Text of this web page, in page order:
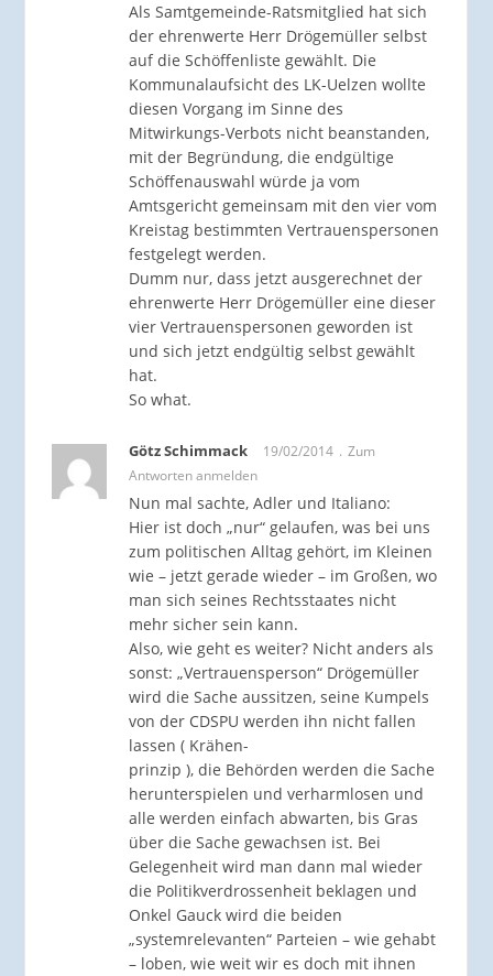
Als Samtgemeinde-Ratsmitglied hat sich
der ehrenwerte Herr Drögemüller selbst
auf die Schöffenliste gewählt. Die
Kommunalaufsicht des LK-Uelzen wollte
diesen Vorgang im Sinne des
Mitwirkungs-Verbots nicht beanstanden,
mit der Begründung, die endgültige
Schöffenauswahl würde ja vom
Amtsgericht gemeinsam mit den vier vom
Kreistag bestimmten Vertrauenspersonen
festgelegt werden.
Dumm nur, dass jetzt ausgerechnet der
ehrenwerte Herr Drögemüller eine dieser
vier Vertrauenspersonen geworden ist
und sich jetzt endgültig selbst gewählt
hat.
So what.
Götz Schimmack 19/02/2014
Zum
Antworten anmelden
Nun mal sachte, Adler und Italiano:
Hier ist doch „nur“ gelaufen, was bei uns
zum politischen Alltag gehört, im Kleinen
wie – jetzt gerade wieder – im Großen, wo
man sich seines Rechtsstaates nicht
mehr sicher sein kann.
Also, wie geht es weiter? Nicht anders als
sonst: „Vertrauensperson“ Drögemüller
wird die Sache aussitzen, seine Kumpels
von der CDSPU werden ihn nicht fallen
lassen ( Krähen-
prinzip ), die Behörden werden die Sache
herunterspielen und verharmlosen und
alle werden einfach abwarten, bis Gras
über die Sache gewachsen ist. Bei
Gelegenheit wird man dann mal wieder
die Politikverdrossenheit beklagen und
Onkel Gauck wird die beiden
„systemrelevanten“ Parteien – wie gehabt
– loben, wie weit wir es doch mit ihnen